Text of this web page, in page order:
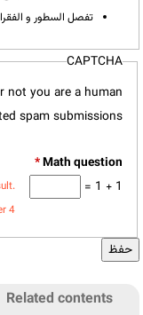
تفصل السطور و
CAPTCHA
not you are a human
spam submissions.
*
1 + 1 =
4.
Related contents